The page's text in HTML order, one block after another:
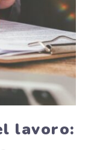
lavoro: